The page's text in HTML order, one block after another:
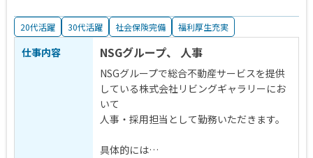
20代活躍 30代活躍 社会保険完備 福利厚生充実
仕事内容 NSGグループ、 人事
NSGグループで総合不動産サービスを提供
している株式会社リビングギャラリーにお
いて
人事・採用担当として勤務いただきます。
具体的には…